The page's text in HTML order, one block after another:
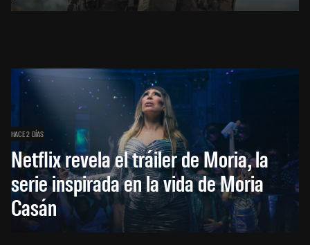
HACE 2 DÍAS
Netflix revela el tráiler de Moria, la
serie inspirada en la vida de Moria
Casán